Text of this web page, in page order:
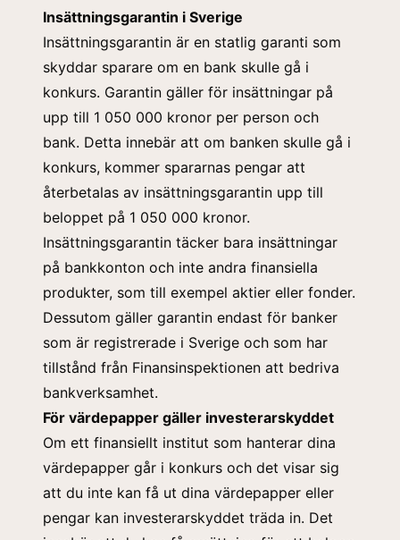
Insättningsgarantin i Sverige
Insättningsgarantin är en statlig garanti som
skyddar sparare om en bank skulle gå i
konkurs. Garantin gäller för insättningar på
upp till 1 050 000 kronor per person och
bank. Detta innebär att om banken skulle gå i
konkurs, kommer spararnas pengar att
återbetalas av insättningsgarantin upp till
beloppet på 1 050 000 kronor.
Insättningsgarantin täcker bara insättningar
på bankkonton och inte andra finansiella
produkter, som till exempel aktier eller fonder.
Dessutom gäller garantin endast för banker
som är registrerade i Sverige och som har
tillstånd från Finansinspektionen att bedriva
bankverksamhet.
För värdepapper gäller investerarskyddet
Om ett finansiellt institut som hanterar dina
värdepapper går i konkurs och det visar sig
att du inte kan få ut dina värdepapper eller
pengar kan investerarskyddet träda in. Det